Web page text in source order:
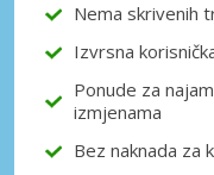
Nema skrivenih
Izvrsna
Ponude za
izmjenama
Bez naknada za